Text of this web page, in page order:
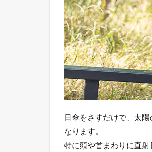
たた
みタ
イ
プ。
5
ナコ
タで
も、
日傘
り扱
いは
じめ
まし
日傘をさすだけで、太
なります。
特に頭や首まわりに直